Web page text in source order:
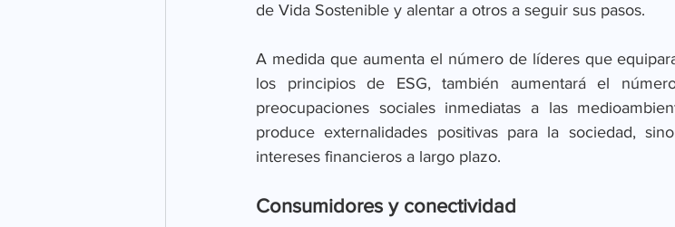
de Vida Sostenible y alentar a otros a seguir sus pasos.
A medida que aumenta el número de líderes que
los principios de ESG, también aumentará el
preocupaciones sociales inmediatas a las
produce externalidades positivas para la sociedad,
intereses financieros a largo plazo.
Consumidores y conectividad